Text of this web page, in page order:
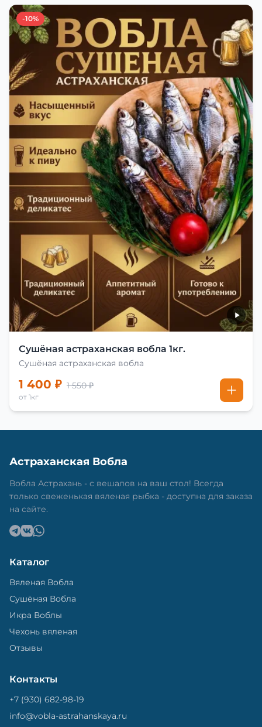
-10%
Сушёная астраханская вобла 1кг.
Сушёная астраханская вобла
1 400 ₽ 1 550 ₽
от 1кг
Астраханская Вобла
Вобла Астрахань - с вешалов на ваш стол! Всегда
только свеженькая вяленая рыбка - доступна для заказа
на сайте.
Каталог
Вяленая Вобла
Сушёная Вобла
Икра Воблы
Чехонь вяленая
Отзывы
Контакты
+7 (930) 682-98-19
info@vobla-astrahanskaya.ru